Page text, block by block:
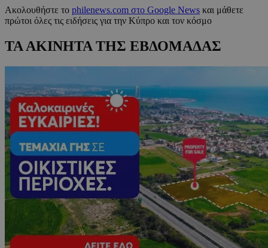
Ακολουθήστε το philenews.com στο Google News και μάθετε
πρώτοι όλες τις ειδήσεις για την Κύπρο και τον κόσμο
ΤΑ ΑΚΙΝΗΤΑ ΤΗΣ ΕΒΔΟΜΑΔΑΣ